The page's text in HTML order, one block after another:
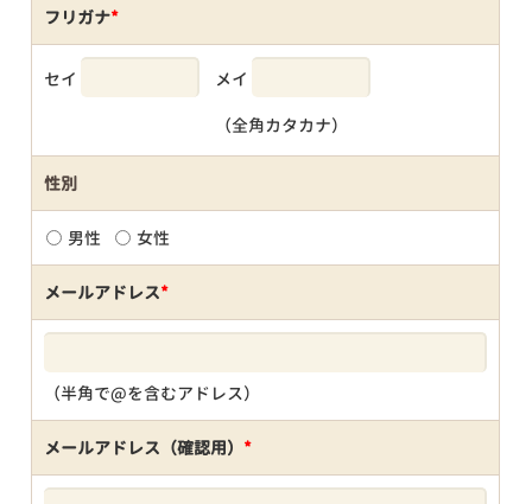
フリガナ*
セイ メイ
（全角カタカナ）
性別
男性 女性
メールアドレス*
（半角で@を含むアドレス）
メールアドレス（確認用） *